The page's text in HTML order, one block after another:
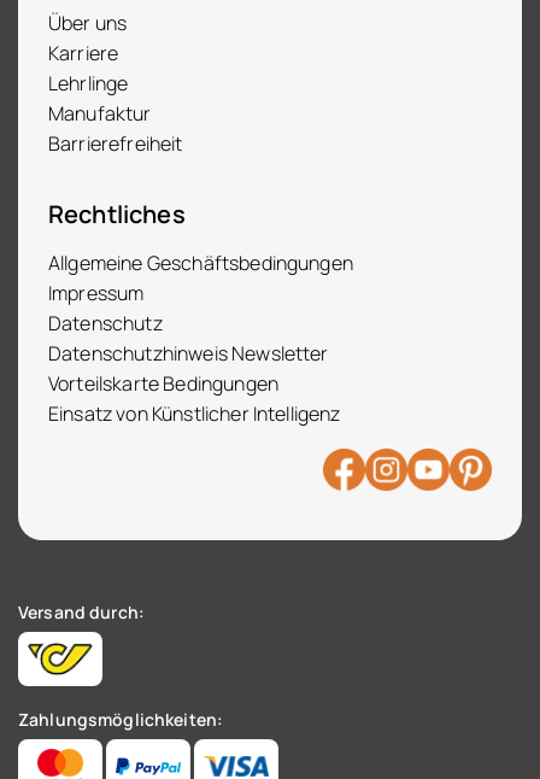
Über uns
Karriere
Lehrlinge
Manufaktur
Barrierefreiheit
Rechtliches
Allgemeine Geschäftsbedingungen
Impressum
Datenschutz
Datenschutzhinweis Newsletter
Vorteilskarte Bedingungen
Einsatz von Künstlicher Intelligenz
Versand durch:
Zahlungsmöglichkeiten: